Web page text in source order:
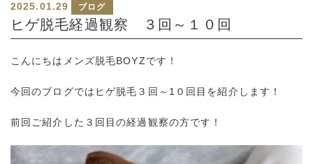
2025.01.29 ブログ
ヒゲ脱毛経過観察 ３回～１０回
こんにちはメンズ脱毛BOYZです！
今回のブログではヒゲ脱毛３回～1０回目を紹介します！
前回ご紹介した３回目の経過観察の方です！